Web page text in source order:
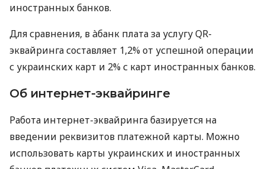
иностранных банков.
Для сравнения, в àбанк плата за услугу QR-
эквайринга составляет 1,2% от успешной операции
с украинских карт и 2% с карт иностранных банков.
Об интернет-эквайринге
Работа интернет-эквайринга базируется на
введении реквизитов платежной карты. Можно
использовать карты украинских и иностранных